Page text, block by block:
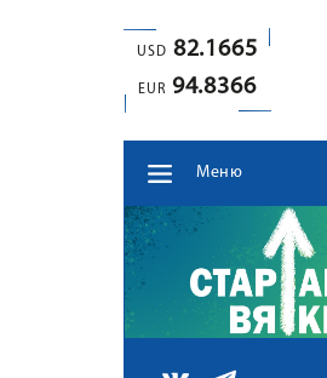
USD 82.1665
EUR 94.8366
Меню